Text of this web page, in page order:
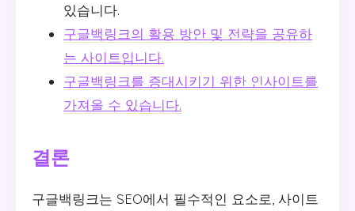
있습니다.
구글백링크의 활용 방안 및 전략을 공유하
는 사이트입니다.
구글백링크를 증대시키기 위한 인사이트를
가져올 수 있습니다.
결론
구글백링크는 SEO에서 필수적인 요소로, 사이트